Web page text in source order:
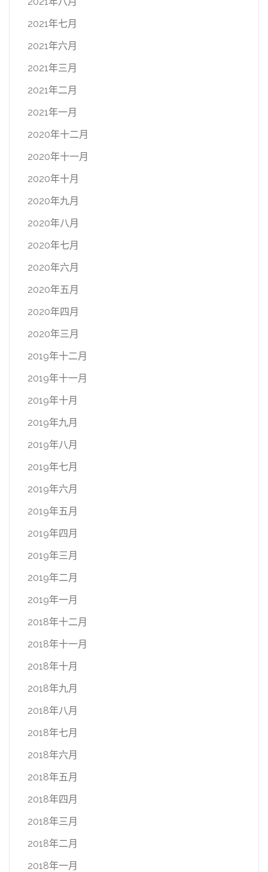
2021年七月
2021年六月
2021年三月
2021年二月
2021年一月
2020年十二月
2020年十一月
2020年十月
2020年九月
2020年八月
2020年七月
2020年六月
2020年五月
2020年四月
2020年三月
2019年十二月
2019年十一月
2019年十月
2019年九月
2019年八月
2019年七月
2019年六月
2019年五月
2019年四月
2019年三月
2019年二月
2019年一月
2018年十二月
2018年十一月
2018年十月
2018年九月
2018年八月
2018年七月
2018年六月
2018年五月
2018年四月
2018年三月
2018年二月
2018年一月